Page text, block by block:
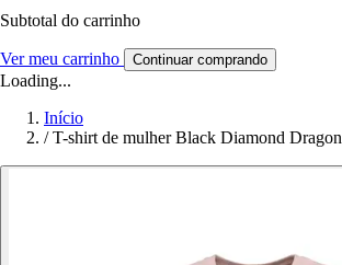
Subtotal do carrinho
Ver meu carrinho Continuar comprando
Loading...
Início
/ T-shirt de mulher Black Diamond Dragon